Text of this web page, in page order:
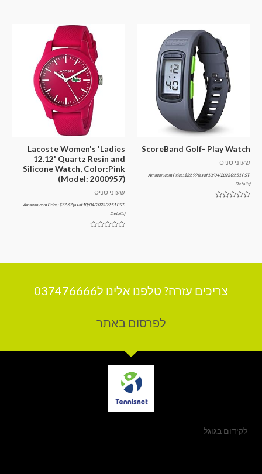
ScoreBand Golf- Play Watch
שעוני טניס
Amazon.com Price:$39.99(as of 10/04/2023 09:51 PST-
Details)
Lacoste Women's 'Ladies
12.12' Quartz Resin and
Silicone Watch, Color:Pink
(Model: 2000957)
שעוני טניס
Amazon.com Price:$77.67(as of 10/04/2023 09:51 PST-
Details)
צריכים עזרה? טלפנו אלינו ל037476666
לפרסום באתר
לקידום בגוגל